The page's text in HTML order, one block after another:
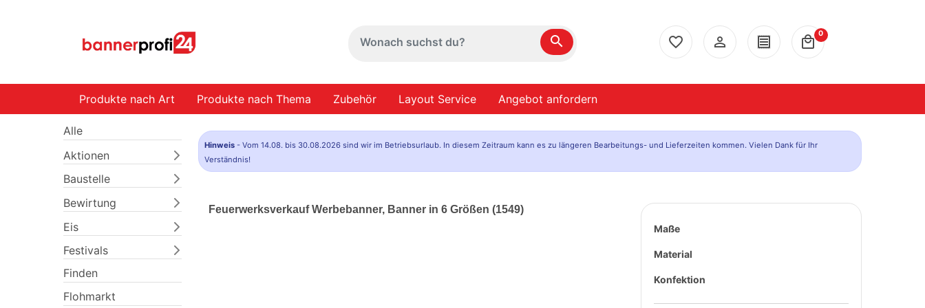
search favorite_border person_outline receipt local_mall
0
Produkte nach Art Produkte nach Thema Zubehör Layout Service Angebot anfordern
Alle
Aktionen
Baustelle
Bewirtung
Eis
Festivals
Finden
Flohmarkt
Hinweis - Vom 14.08. bis 30.08.2026 sind wir im Betriebsurlaub. In diesem Zeitraum kann es zu längeren Bearbeitungs- und Lieferzeiten kommen. Vielen Dank für Ihr
Verständnis!
Feuerwerksverkauf Werbebanner, Banner in 6 Größen (1549)
Maße
Material
Konfektion